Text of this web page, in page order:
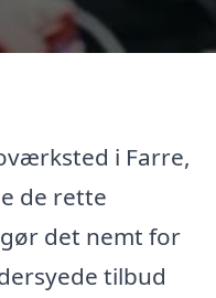
i Farre,
de rette
det nemt for
tilbud